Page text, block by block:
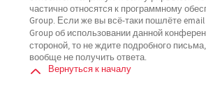
частично относятся к программному
Group. Если же вы всё-таки пошлёте email
Group об использовании данной
стороной, то не ждите подробного
вообще не получить ответа.
Вернуться к началу